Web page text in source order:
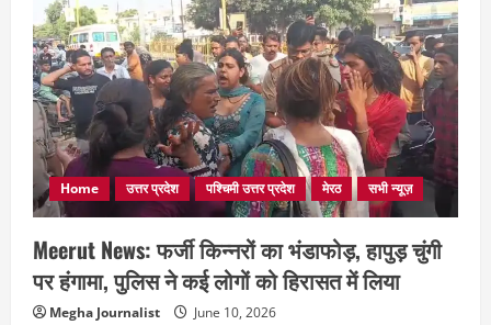
Home उत्तर प्रदेश पश्चिमी उत्तर प्रदेश मेरठ सभी न्यूज़
Meerut News: फर्जी किन्नरों का भंडाफोड़, हापुड़ चुंगी
पर हंगामा, पुलिस ने कई लोगों को हिरासत में लिया
Megha Journalist June 10, 2026